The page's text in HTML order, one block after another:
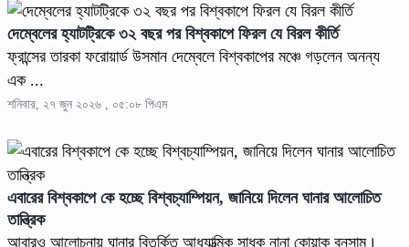
দেম্বেলের হ্যাটট্রিকে ৩২ বছর পর বিশ্বকাপে ফিরল যে বিরল কীর্তি
ফ্রান্সের তারকা ফরোয়ার্ড উসমান দেম্বেলে বিশ্বকাপের মঞ্চে গড়লেন অনন্য
এক ...
শনিবার, ২৭ জুন ২০২৬ , ০৫:০৮ পিএম
এবারের বিশ্বকাপে কে হচ্ছে বিশ্বচ্যাম্পিয়ন, জানিয়ে দিলেন ঘানার আলোচিত
তান্ত্রিক
আবারও আলোচনায় ঘানার বিতর্কিত আধ্যাত্মিক সাধক নানা কোয়াকু বনসাম।